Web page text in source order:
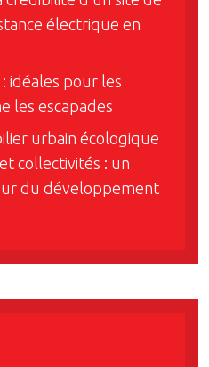
électrique en
idéales pour les
les escapades
urbain écologique
collectivités : un
du développement